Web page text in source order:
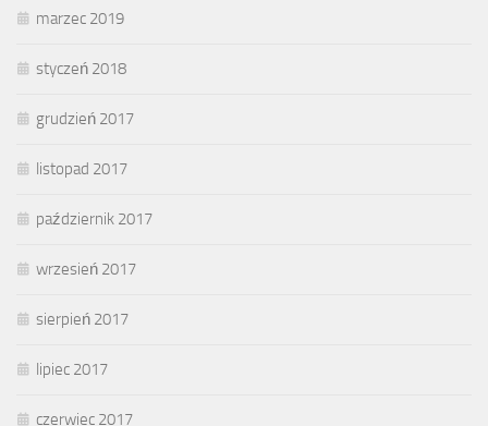
marzec 2019
styczeń 2018
grudzień 2017
listopad 2017
październik 2017
wrzesień 2017
sierpień 2017
lipiec 2017
czerwiec 2017